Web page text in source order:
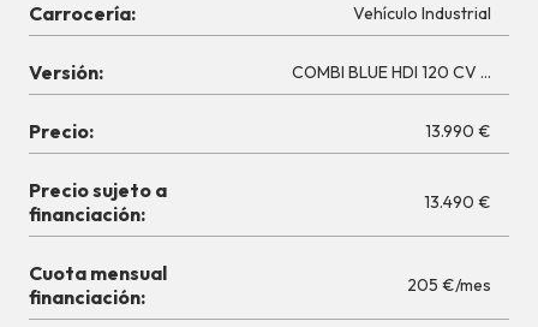
Carrocería: Vehículo Industrial
Versión: COMBI BLUE HDI 120 CV TALLA
Precio: 13.990 €
Precio sujeto a
financiación:
13.490 €
Cuota mensual
financiación:
205 €/mes